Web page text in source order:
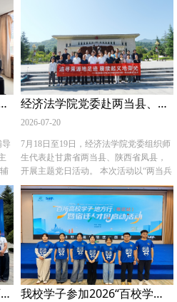
师以及2024级本科实习生共同参与本次
活动。 双方围绕实训基地建设、长效推
进政校合作展开座谈交流并签订合作协
议。王芳乐介绍了雁塔区近年政务服务
提质、营商环境优化的相关工作成果，
明确行政审批服务局将为政治与公共管
师，开放行政审批、政务咨询等一线岗
位，保障学生实习内容充实、学有所
获。 李小巍介绍了学院本科专业建设概
况，以及政治与公共管理领域复合型实
务人才的培养定位。提出双方聚焦常态
化组织学生实习实训、共建基层治理联
合科研平台、打造校地共建特色品牌三
个合作方向，充分发挥学校智库优势，
结合政务实操案例开展专项研究，以理
论研究助推政务服务升级，实现政校双
向赋能。 学院师生实地参观雁塔区政务
服务大厅，工作人员细致讲解大厅窗口
室建设工作推进会
导
经济法学院党委赴两当县、凤县开展主题党日活动
2026-07-20
7月18日至19日，经济法学院党委组织师
生代表赴甘肃省两当县、陕西省凤县，
开展主题党日活动。 本次活动以“两当兵
变”完整历史脉络为核心，循着“凤县策源
地——两当起义爆发地”的革命足迹，通
过实地参观、现场教学、交流研讨等形
式，将理论学习与实景体验深度融合。
在两当兵变纪念馆，党员们面向广场上
的“两当兵变”领导人雕塑群列队肃立，集
体诵读革命誓词，并依次参观了“兵变全
过程”“革命传承”“习仲勋生平”三大展
厅。通过观看历史纪录片和聆听讲解，
我校辅导员参加2026年陕西高校新入职辅导员专题培训 我校学子参加2026“百校学子地方行”宿迁人才周活动